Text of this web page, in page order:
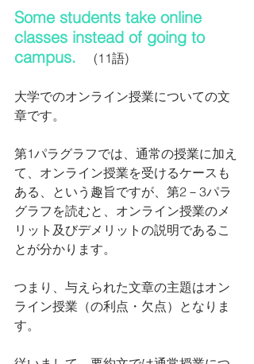
Some students take online
classes instead of going to
campus.
(11語)
大学でのオンライン授業についての文
章です。
第1パラグラフでは、通常の授業に加え
て、オンライン授業を受けるケースも
ある、という趣旨ですが、第2－3パラ
グラフを読むと、オンライン授業のメ
リット及びデメリットの説明であるこ
とが分かります。
つまり、与えられた文章の主題はオン
ライン授業（の利点・欠点）となりま
す。